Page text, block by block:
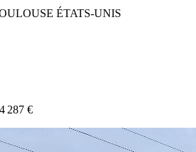
ÉTATS-UNIS
287 €